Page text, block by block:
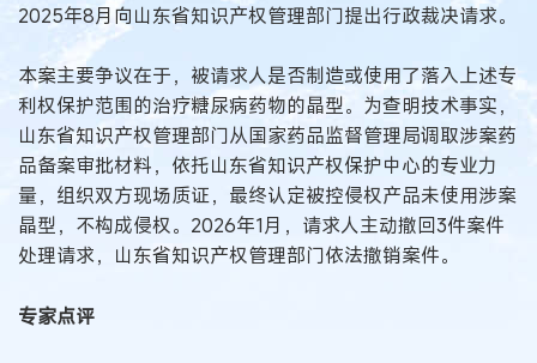
2025年8月向山东省知识产权管理部门提出行政裁决请求。
本案主要争议在于，被请求人是否制造或使用了落入上述专
利权保护范围的治疗糖尿病药物的晶型。为查明技术事实，
山东省知识产权管理部门从国家药品监督管理局调取涉案药
品备案审批材料，依托山东省知识产权保护中心的专业力
量，组织双方现场质证，最终认定被控侵权产品未使用涉案
晶型，不构成侵权。2026年1月，请求人主动撤回3件案件
处理请求，山东省知识产权管理部门依法撤销案件。
专家点评